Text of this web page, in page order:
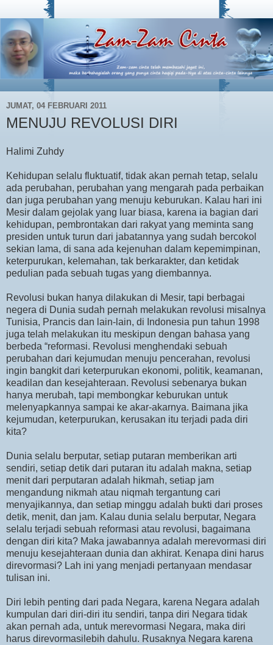
JUMAT, 04 FEBRUARI 2011
MENUJU REVOLUSI DIRI
Halimi Zuhdy
Kehidupan selalu fluktuatif, tidak akan pernah tetap, selalu
ada perubahan, perubahan yang mengarah pada perbaikan
dan juga perubahan yang menuju keburukan. Kalau hari ini
Mesir dalam gejolak yang luar biasa, karena ia bagian dari
kehidupan, pembrontakan dari rakyat yang meminta sang
presiden untuk turun dari jabatannya yang sudah bercokol
sekian lama, di sana ada kejenuhan dalam kepemimpinan,
keterpurukan, kelemahan, tak berkarakter, dan ketidak
pedulian pada sebuah tugas yang diembannya.
Revolusi bukan hanya dilakukan di Mesir, tapi berbagai
negera di Dunia sudah pernah melakukan revolusi misalnya
Tunisia, Prancis dan lain-lain, di Indonesia pun tahun 1998
juga telah melakukan itu meskipun dengan bahasa yang
berbeda “reformasi. Revolusi menghendaki sebuah
perubahan dari kejumudan menuju pencerahan, revolusi
ingin bangkit dari keterpurukan ekonomi, politik, keamanan,
keadilan dan kesejahteraan. Revolusi sebenarya bukan
hanya merubah, tapi membongkar keburukan untuk
melenyapkannya sampai ke akar-akarnya. Baimana jika
kejumudan, keterpurukan, kerusakan itu terjadi pada diri
kita?
Dunia selalu berputar, setiap putaran memberikan arti
sendiri, setiap detik dari putaran itu adalah makna, setiap
menit dari perputaran adalah hikmah, setiap jam
mengandung nikmah atau niqmah tergantung cari
menyajikannya, dan setiap minggu adalah bukti dari proses
detik, menit, dan jam. Kalau dunia selalu berputar, Negara
selalu terjadi sebuah reformasi atau revolusi, bagaimana
dengan diri kita? Maka jawabannya adalah merevormasi diri
menuju kesejahteraan dunia dan akhirat. Kenapa dini harus
direvormasi? Lah ini yang menjadi pertanyaan mendasar
tulisan ini.
Diri lebih penting dari pada Negara, karena Negara adalah
kumpulan dari diri-diri itu sendiri, tanpa diri Negara tidak
akan pernah ada, untuk merevormasi Negara, maka diri
harus direvormasilebih dahulu. Rusaknya Negara karena